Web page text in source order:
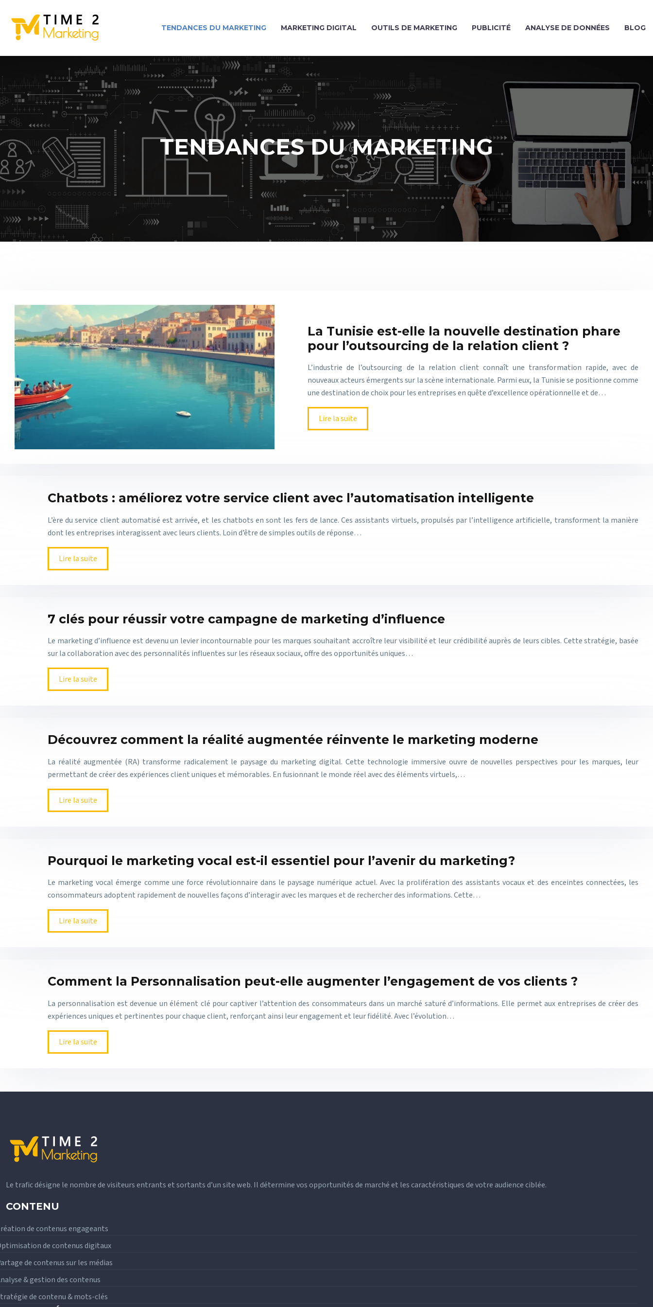
TENDANCES DU MARKETING MARKETING DIGITAL OUTILS DE MARKETING PUBLICITÉ ANALYSE DE DONNÉES BLOG
TENDANCES DU MARKETING
La Tunisie est-elle la nouvelle destination phare
pour l’outsourcing de la relation client ?
L’industrie de l’outsourcing de la relation client connaît une transformation rapide, avec de
nouveaux acteurs émergents sur la scène internationale. Parmi eux, la Tunisie se positionne comme
une destination de choix pour les entreprises en quête d’excellence opérationnelle et de…
Lire la suite
Chatbots : améliorez votre service client avec l’automatisation intelligente
L’ère du service client automatisé est arrivée, et les chatbots en sont les fers de lance. Ces assistants virtuels, propulsés par l’intelligence artificielle, transforment la manière
dont les entreprises interagissent avec leurs clients. Loin d’être de simples outils de réponse…
Lire la suite
7 clés pour réussir votre campagne de marketing d’influence
Le marketing d’influence est devenu un levier incontournable pour les marques souhaitant accroître leur visibilité et leur crédibilité auprès de leurs cibles. Cette stratégie, basée
sur la collaboration avec des personnalités influentes sur les réseaux sociaux, offre des opportunités uniques…
Lire la suite
Découvrez comment la réalité augmentée réinvente le marketing moderne
La réalité augmentée (RA) transforme radicalement le paysage du marketing digital. Cette technologie immersive ouvre de nouvelles perspectives pour les marques, leur
permettant de créer des expériences client uniques et mémorables. En fusionnant le monde réel avec des éléments virtuels,…
Lire la suite
Pourquoi le marketing vocal est-il essentiel pour l’avenir du marketing?
Le marketing vocal émerge comme une force révolutionnaire dans le paysage numérique actuel. Avec la prolifération des assistants vocaux et des enceintes connectées, les
consommateurs adoptent rapidement de nouvelles façons d’interagir avec les marques et de rechercher des informations. Cette…
Lire la suite
Comment la Personnalisation peut-elle augmenter l’engagement de vos clients ?
La personnalisation est devenue un élément clé pour captiver l’attention des consommateurs dans un marché saturé d’informations. Elle permet aux entreprises de créer des
expériences uniques et pertinentes pour chaque client, renforçant ainsi leur engagement et leur fidélité. Avec l’évolution…
Lire la suite
Le trafic désigne le nombre de visiteurs entrants et sortants d’un site web. Il détermine vos opportunités de marché et les caractéristiques de votre audience ciblée.
CONTENU
de contenus engageants
de contenus digitaux
de contenus sur les médias
& gestion des contenus
de contenu & mots-clés